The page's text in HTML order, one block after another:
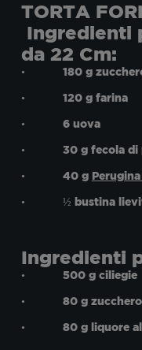
TORTA
Ingredienti
da 22 Cm:
• 180 g
• 120 g farina
• 6 uova
• 30 g fecola di
• 40 g
• ½ bustina
Ingredienti
• 500 g ciliegie
• 80 g zucchero
• 80 g liquore